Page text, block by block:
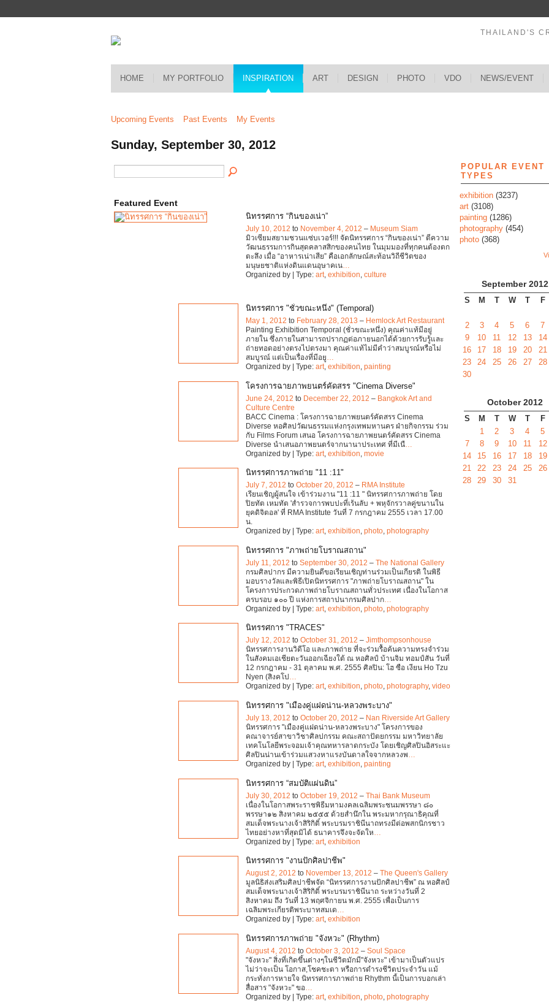
THAILAND'S
HOME MY PORTFOLIO INSPIRATION ART DESIGN PHOTO VDO NEWS/EVENT
Upcoming Events Past Events My Events
Sunday, September 30, 2012
Featured Event
นิทรรศการ “กินของเน่า”
July 10, 2012 to November 4, 2012 – Museum Siam
มิวเซียมสยามชวนแซ่บเวอร์!!! จัดนิทรรศการ “กินของเน่า” ตีความ
วัฒนธรรมการกินสุดคลาสสิกของคนไทย ในมุมมองที่ทุกคนต้องตก
ตะลึง เมื่อ “อาหารเน่าเสีย” คือเอกลักษณ์สะท้อนวิถีชีวิตของ
มนุษยชาติแห่งดินแดนอุษาคเน
Organized by | Type: art exhibition culture
นิทรรศการ "ชั่วขณะหนึ่ง" (Temporal)
May 1, 2012 to February 28, 2013 – Hemlock Art Restaurant
Painting Exhibition Temporal (ชั่วขณะหนึ่ง) คุณค่าแท้มีอยู่
ภายใน ซึ่งภายในสามารถปรากฏต่อภายนอกได้ด้วยการรับรู้และ
ถ่ายทอดอย่างตรงไปตรงมา คุณค่าแท้ไม่มีคำว่าสมบูรณ์หรือไม่
สมบูรณ์ แต่เป็นเรื่องที่มีอยู…
Organized by | Type: art, exhibition, painting
โครงการฉายภาพยนตร์คัดสรร "Cinema Diverse"
June 24, 2012 to December 22, 2012 – Bangkok Art and
Culture Centre
BACC Cinema : โครงการฉายภาพยนตร์คัดสรร Cinema
Diverse หอศิลปวัฒนธรรมแห่งกรุงเทพมหานคร ฝ่ายกิจกรรม ร่วม
กับ Films Forum เสนอ โครงการฉายภาพยนตร์คัดสรร Cinema
Diverse นำเสนอภาพยนตร์จากนานาประเทศ ที่มีเนื
Organized by | Type: art exhibition movie
นิทรรศการภาพถ่าย "11 :11"
July 7, 2012 to October 20, 2012 – RMA Institute
เรียนเชิญผู้สนใจ เข้าร่วมงาน "11 :11 " นิทรรศการภาพถ่าย โดย
ปิยทัต เหมทัต 'สำรวจการพบปะที่เร้นลับ + พหุจักรวาลคู่ขนานใน
ยุคดิจิตอล' ที่ RMA Institute วันที่ 7 กรกฎาคม 2555 เวลา 17.00
น.
Organized by | Type: art, exhibition, photo, photography
นิทรรศการ "ภาพถ่ายโบราณสถาน"
July 11, 2012 to September 30, 2012 – The National Gallery
กรมศิลปากร มีความยินดีขอเรียนเชิญท่านร่วมเป็นเกียรติ ในพิธี
มอบรางวัลและพิธีเปิดนิทรรศการ "ภาพถ่ายโบราณสถาน" ใน
โครงการประกวดภาพถ่ายโบราณสถานทั่วประเทศ เนื่องในโอกาส
ครบรอบ ๑๐๐ ปี แห่งการสถาปนากรมศิลปาก…
Organized by | Type: art, exhibition, photo, photography
นิทรรศการ "TRACES"
July 12, 2012 to October 31, 2012 – Jimthompsonhouse
นิทรรศการงานวิดีโอ และภาพถ่าย ที่จะร่วมรื้อค้นความทรงจำร่วม
ในสังคมเอเชียตะวันออกเฉียงใต้ ณ หอศิลป์ บ้านจิม ทอมป์สัน วันที่
12 กรกฎาคม - 31 ตุลาคม พ.ศ. 2555 ศิลปิน: โฮ ซือ เงียน Ho Tzu
Nyen (สิงคโป …
Organized by | Type: art, exhibition, photo, photography, video
นิทรรศการ "เมืองคู่แฝดน่าน-หลวงพระบาง"
July 13, 2012 to October 20, 2012 – Nan Riverside Art Gallery
นิทรรศการ "เมืองคู่แฝดน่าน-หลวงพระบาง" โครงการของ
คณาจารย์สาขาวิชาศิลปกรรม คณะสถาปัตยกรรม มหาวิทยาลัย
เทคโนโลยีพระจอมเจ้าคุณทหารลาดกระบัง โดยเชิญศิลปินอิสระแะ
ศิลปินน่านเข้าร่วมแสวงหาแรงบันดาลใจจากหลวงพ…
Organized by | Type: art, exhibition, painting
นิทรรศการ “สมบัติแผ่นดิน”
July 30, 2012 to October 19, 2012 – Thai Bank Museum
เนื่องในโอกาสพระราชพิธีมหามงคลเฉลิมพระชนมพรรษา ๘๐
พรรษา๑๒ สิงหาคม ๒๕๕๕ ด้วยสำนึกใน พระมหากรุณาธิคุณที่
สมเด็จพระนางเจ้าสิริกิติ์ พระบรมราชินีนาถทรงมีต่อพสกนิกรชาว
ไทยอย่างหาที่สุดมิได้ ธนาคารจึงจะจัดให
Organized by | Type: art exhibition
นิทรรศการ "งานปักศิลปาชีพ"
August 2, 2012 to November 13, 2012 – The Queen's Gallery
มูลนิธิส่งเสริมศิลปาชีพจัด “นิทรรศการงานปักศิลปาชีพ” ณ หอศิลป์
สมเด็จพระนางเจ้าสิริกิติ์ พระบรมราชินีนาถ ระหว่างวันที่ 2
สิงหาคม ถึง วันที่ 13 พฤศจิกายน พ.ศ. 2555 เพื่อเป็นการ
เฉลิมพระเกียรติพระบาทสมเด…
Organized by | Type: art, exhibition
นิทรรศการภาพถ่าย "จังหวะ" (Rhythm)
August 4, 2012 to October 3, 2012 – Soul Space
"จังหวะ" สิ่งที่เกิดขึ้นต่างๆในชีวิตมักมี"จังหวะ" เข้ามาเป็นตัวแปร
ไม่ว่าจะเป็น โอกาส,โชคชะตา หรือการดำรงชีวิตประจำวัน แม้
กระทั่งการหายใจ นิทรรศการภาพถ่าย Rhythm นี้เป็นการบอกเล่า
สื่อสาร "จังหวะ" ขอ
Organized by | Type: art exhibition photo photography
POPULAR EVENT
TYPES
exhibition (3237)
art (3108)
painting (1286)
photography (454)
photo (368)
September 2012
S M T W T F
2
3 4 5 6 7
9
10 11 12 13 14
16
17 18 19 20 21
23
24 25 26 27 28
30
October 2012
S M T W T F
1
2 3 4 5
7
8 9 10 11 12
14
15 16 17 18 19
21
22 23 24 25 26
28
29 30 31